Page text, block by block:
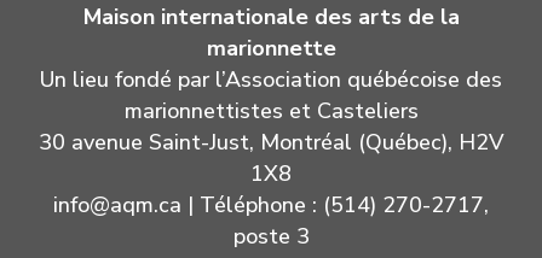
Maison internationale des arts de la
marionnette
Un lieu fondé par l’Association québécoise des
marionnettistes et Casteliers
30 avenue Saint-Just, Montréal (Québec), H2V
1X8
info@aqm.ca | Téléphone : (514) 270-2717,
poste 3